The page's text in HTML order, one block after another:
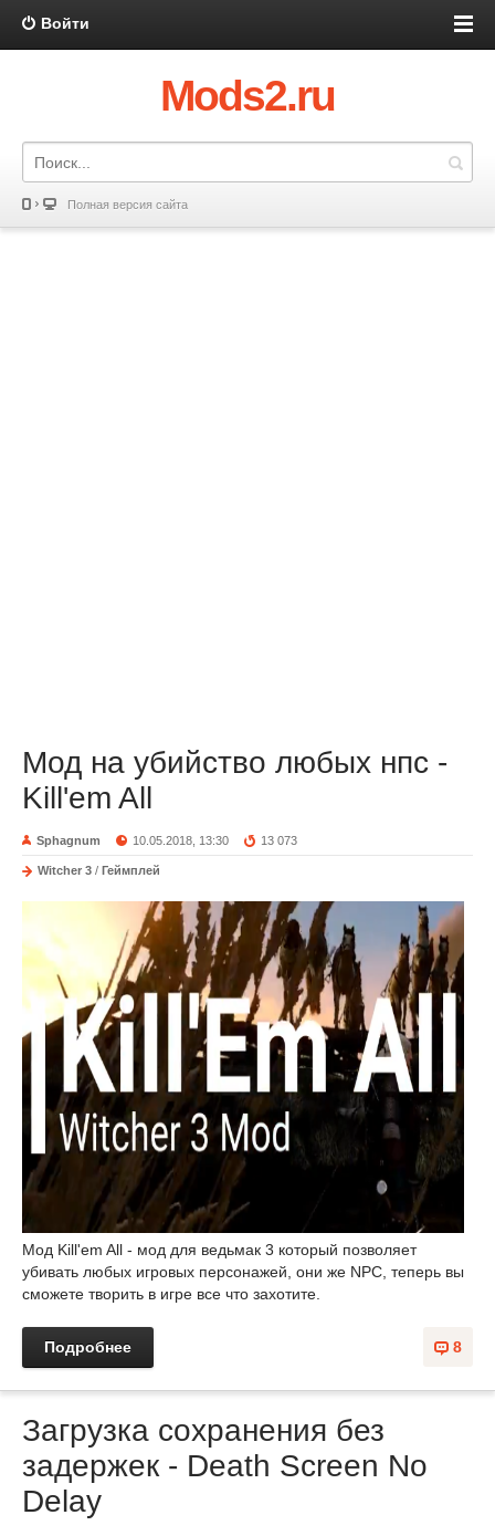
Войти
Mods2.ru
Полная версия сайта
Мод на убийство любых нпс -
Kill'em All
Sphagnum 10.05.2018, 13:30 13 073
Witcher 3 / Геймплей
Мод Kill'em All - мод для ведьмак 3 который позволяет
убивать любых игровых персонажей, они же NPC, теперь вы
сможете творить в игре все что захотите.
8
Подробнее
Загрузка сохранения без
задержек - Death Screen No
Delay